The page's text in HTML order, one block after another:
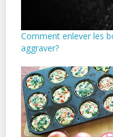
Comment enlever les
aggraver?